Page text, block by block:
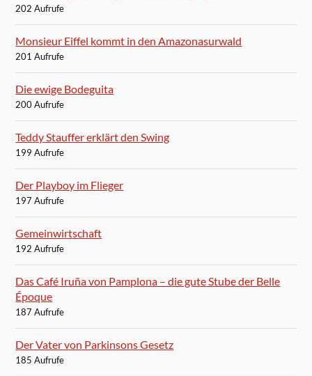
202 Aufrufe
Monsieur Eiffel kommt in den Amazonasurwald
201 Aufrufe
Die ewige Bodeguita
200 Aufrufe
Teddy Stauffer erklärt den Swing
199 Aufrufe
Der Playboy im Flieger
197 Aufrufe
Gemeinwirtschaft
192 Aufrufe
Das Café Iruña von Pamplona – die gute Stube der Belle
Époque
187 Aufrufe
Der Vater von Parkinsons Gesetz
185 Aufrufe